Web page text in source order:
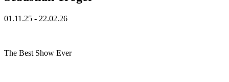
01.11.25 - 22.02.26
The Best Show Ever